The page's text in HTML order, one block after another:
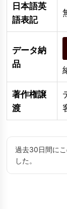
日本語英
語表記
データ納
品
著作権譲
渡
過去30日間に
した。